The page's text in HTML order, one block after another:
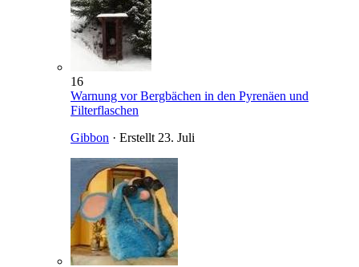
16
Warnung vor Bergbächen in den Pyrenäen und
Filterflaschen
Gibbon · Erstellt 23. Juli